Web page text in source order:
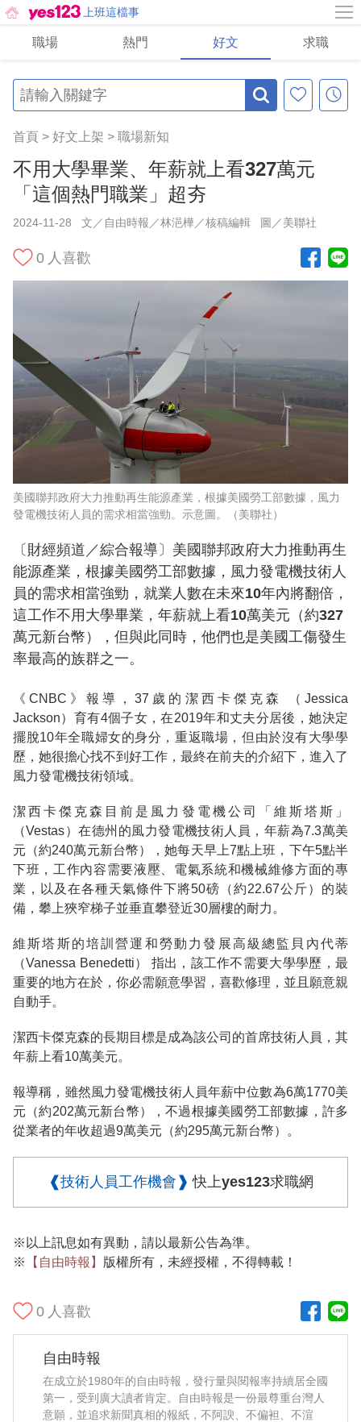
上班這檔事
職場 熱門 好文 求職
首頁 > 好文上架 > 職場新知
不用大學畢業、年薪就上看327萬元
「這個熱門職業」超夯
2024-11-28 文／自由時報／林浥樺／核稿編輯 圖／美聯社
0 人喜歡
美國聯邦政府大力推動再生能源產業，根據美國勞工部數據，風力
發電機技術人員的需求相當強勁。示意圖。（美聯社）
〔財經頻道／綜合報導〕美國聯邦政府大力推動再生
能源產業，根據美國勞工部數據，風力發電機技術人
員的需求相當強勁，就業人數在未來10年內將翻倍，
這工作不用大學畢業，年薪就上看10萬美元（約327
萬元新台幣），但與此同時，他們也是美國工傷發生
率最高的族群之一。
《CNBC》報導，37歲的潔西卡傑克森 （Jessica
Jackson）育有4個子女，在2019年和丈夫分居後，她決定
擺脫10年全職婦女的身分，重返職場，但由於沒有大學學
歷，她很擔心找不到好工作，最終在前夫的介紹下，進入了
風力發電機技術領域。
潔西卡傑克森目前是風力發電機公司「維斯塔斯」
（Vestas）在德州的風力發電機技術人員，年薪為7.3萬美
元（約240萬元新台幣），她每天早上7點上班，下午5點半
下班，工作內容需要液壓、電氣系統和機械維修方面的專
業，以及在各種天氣條件下將50磅（約22.67公斤）的裝
備，攀上狹窄梯子並垂直攀登近30層樓的耐力。
維斯塔斯的培訓營運和勞動力發展高級總監貝內代蒂
（Vanessa Benedetti） 指出，該工作不需要大學學歷，最
重要的地方在於，你必需願意學習，喜歡修理，並且願意親
自動手。
潔西卡傑克森的長期目標是成為該公司的首席技術人員，其
年薪上看10萬美元。
報導稱，雖然風力發電機技術人員年薪中位數為6萬1770美
元（約202萬元新台幣），不過根據美國勞工部數據，許多
從業者的年收超過9萬美元（約295萬元新台幣）。
❰技術人員工作機會❱ 快上yes123求職網
※以上訊息如有異動，請以最新公告為準。
※
【自由時報】 版權所有，未經授權，不得轉載！
0 人喜歡
自由時報
在成立於1980年的自由時報，發行量與閱報率持續居全國
第一，受到廣大讀者肯定。自由時報是一份最尊重台灣人
意願，並追求新聞真相的報紙，不阿諛、不偏袒、不渲